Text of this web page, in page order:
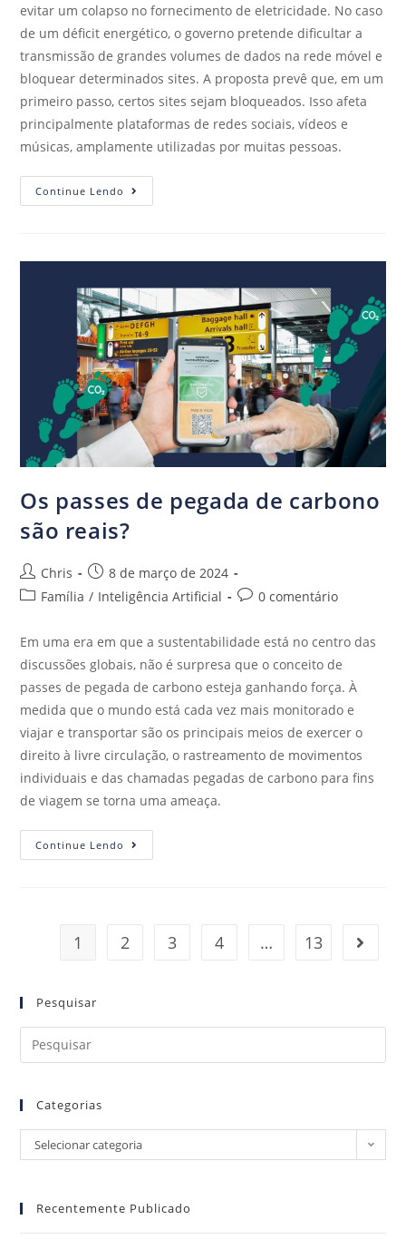
evitar um colapso no fornecimento de eletricidade. No caso
de um déficit energético, o governo pretende dificultar a
transmissão de grandes volumes de dados na rede móvel e
bloquear determinados sites. A proposta prevê que, em um
primeiro passo, certos sites sejam bloqueados. Isso afeta
principalmente plataformas de redes sociais, vídeos e
músicas, amplamente utilizadas por muitas pessoas.
Continue Lendo
Os passes de pegada de carbono
são reais?
Chris
8 de março de 2024
Família / Inteligência Artificial 0 comentário
Em uma era em que a sustentabilidade está no centro das
discussões globais, não é surpresa que o conceito de
passes de pegada de carbono esteja ganhando força. À
medida que o mundo está cada vez mais monitorado e
viajar e transportar são os principais meios de exercer o
direito à livre circulação, o rastreamento de movimentos
individuais e das chamadas pegadas de carbono para fins
de viagem se torna uma ameaça.
Continue Lendo
1 2 3 4 … 13
Pesquisar
Categorias
Selecionar categoria
Recentemente Publicado